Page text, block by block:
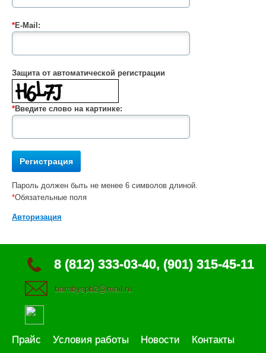
*E-Mail:
Защита от автоматической регистрации
*Введите слово на картинке:
Пароль должен быть не менее 6 символов длиной.
*Обязательные поля
Авторизация
8 (812) 333-03-40, (901) 315-45-11
bambyspb2@mail.ru
Прайс Условия работы Новости Контакты